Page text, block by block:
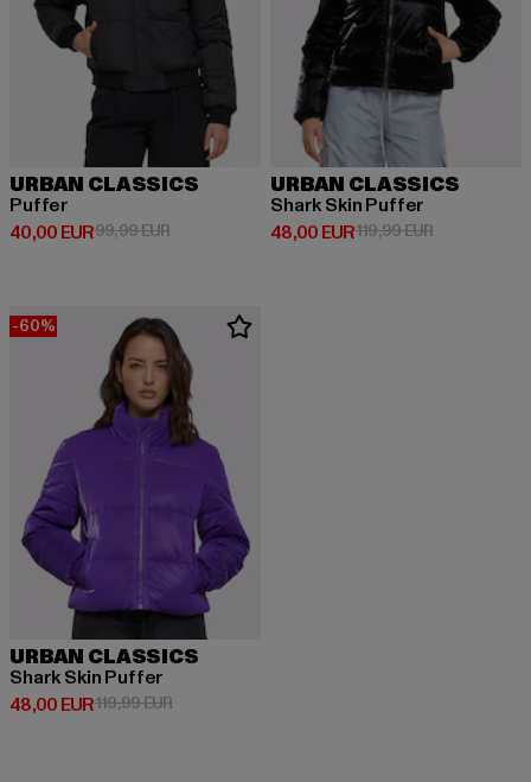
URBAN CLASSICS
Puffer
40,00 EUR
Derzeitiger Preis: 40,00 EUR
99,99 EURAktionspreis: 99,99 EUR
URBAN CLASSICS
Shark Skin Puffer
48,00 EUR
Derzeitiger Preis: 48,00 EUR
119,99 EURAktionspreis:
-60%
URBAN CLASSICS
Shark Skin Puffer
48,00 EUR
Derzeitiger Preis: 48,00 EUR
119,99 EURAktionspreis: 119,99 EUR